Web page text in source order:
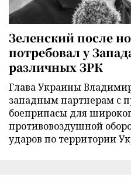
Зеленский после
потребовал у
различных ЗРК
Глава Украины
западным партнерам с
боеприпасы для
противовоздушной
ударов по территории